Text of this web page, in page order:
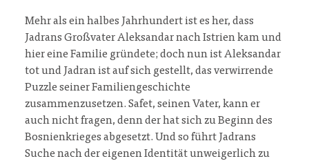
Mehr als ein halbes Jahrhundert ist es her, dass
Jadrans Großvater Aleksandar nach Istrien kam und
hier eine Familie gründete; doch nun ist Aleksandar
tot und Jadran ist auf sich gestellt, das verwirrende
Puzzle seiner Familiengeschichte
zusammenzusetzen. Safet, seinen Vater, kann er
auch nicht fragen, denn der hat sich zu Beginn des
Bosnienkrieges abgesetzt. Und so führt Jadrans
Suche nach der eigenen Identität unweigerlich zu